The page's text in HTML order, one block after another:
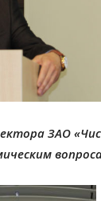
ЗАО